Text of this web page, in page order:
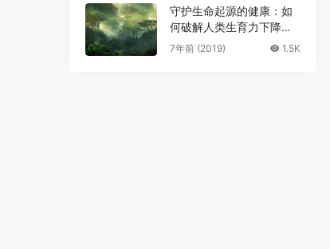
守护生命起源的健康：如
何破解人类生育力下降难
题
7年前 (2019) 1.5K